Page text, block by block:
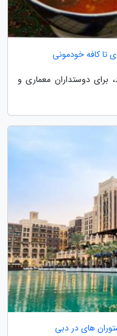
تا کافه خودمونی
برای دوستداران معماری و
های در دبی